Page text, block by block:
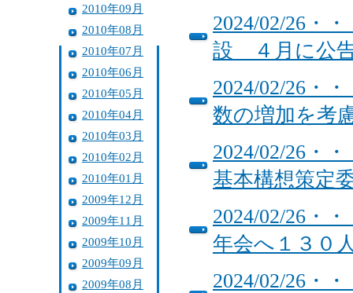
2010年09月
2010年08月
2010年07月
2010年06月
2010年05月
2010年04月
2010年03月
2010年02月
2010年01月
2009年12月
2009年11月
2009年10月
2009年09月
2009年08月
2024/02/26・
設 ４月に公
2024/02/26・
数の増加を考
2024/02/26・
基本構想策定
2024/02/26・
年会へ１３０
2024/02/26・